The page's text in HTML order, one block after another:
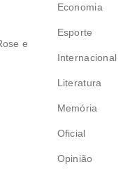
e
Economia
Esporte
Internacional
Literatura
Memória
Oficial
Opinião